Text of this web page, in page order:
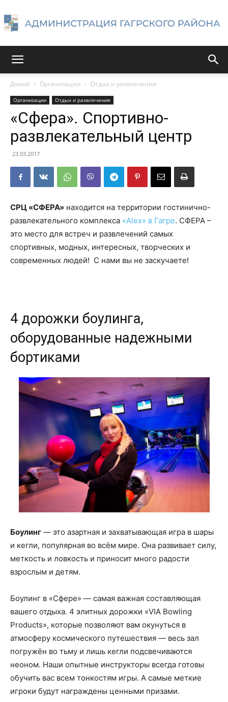
Домой Организации Отдых и развлечения
Организации Отдых и развлечения
«Сфера». Спортивно-
развлекательный центр
23.03.2017
СРЦ «СФЕРА» находится на территории гостинично-
развлекательного комплекса «Alex» в Гагре. СФЕРА –
это место для встреч и развлечений самых
спортивных, модных, интересных, творческих и
современных людей! С нами вы не заскучаете!
4 дорожки боулинга,
оборудованные надежными
бортиками
Боулинг — это азартная и захватывающая игра в шары
и кегли, популярная во всём мире. Она развивает силу,
меткость и ловкость и приносит много радости
взрослым и детям.
Боулинг в «Сфере» — самая важная составляющая
вашего отдыха. 4 элитных дорожки «VIA Bowling
Products», которые позволяют вам окунуться в
атмосферу космического путешествия — весь зал
погружён во тьму и лишь кегли подсвечиваются
неоном. Наши опытные инструкторы всегда готовы
обучить вас всем тонкостям игры. А самые меткие
игроки будут награждены ценными призами.